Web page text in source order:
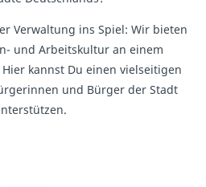
Verwaltung ins Spiel: Wir bieten
und Arbeitskultur an einem
kannst Du einen vielseitigen
und Bürger der Stadt